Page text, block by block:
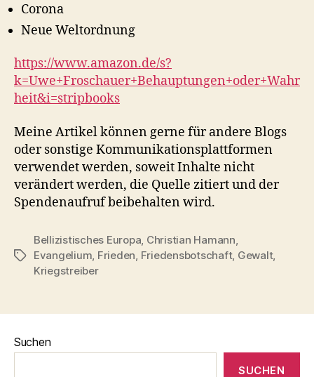
Corona
Neue Weltordnung
https://www.amazon.de/s?
k=Uwe+Froschauer+Behauptungen+oder+Wahr
heit&i=stripbooks
Meine Artikel können gerne für andere Blogs
oder sonstige Kommunikationsplattformen
verwendet werden, soweit Inhalte nicht
verändert werden, die Quelle zitiert und der
Spendenaufruf beibehalten wird.
Schlagwörter
Bellizistisches Europa Christian Hamann
Evangelium Frieden Friedensbotschaft, Gewalt,
Kriegstreiber
Suchen
SUCHEN